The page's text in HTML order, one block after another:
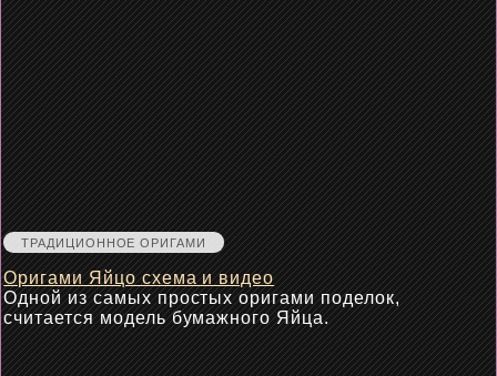
ТРАДИЦИОННОЕ ОРИГАМИ
Оригами Яйцо схема и видео
Одной из самых простых оригами поделок,
считается модель бумажного Яйца.